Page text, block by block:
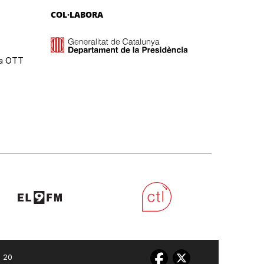
OTT
COL·LABORA
20